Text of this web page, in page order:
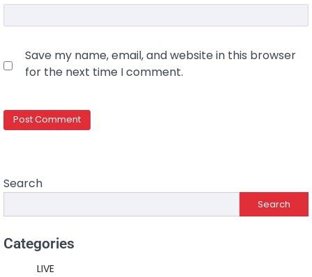
Save my name, email, and website in this browser
for the next time I comment.
Search
Search
Categories
LIVE